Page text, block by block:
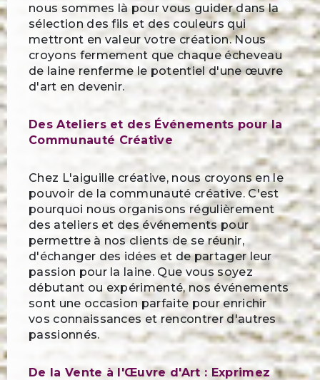
nous sommes là pour vous guider dans la
sélection des fils et des couleurs qui
mettront en valeur votre création. Nous
croyons fermement que chaque écheveau
de laine renferme le potentiel d'une œuvre
d'art en devenir.
Des Ateliers et des Événements pour la
Communauté Créative
Chez L'aiguille créative, nous croyons en le
pouvoir de la communauté créative. C'est
pourquoi nous organisons régulièrement
des ateliers et des événements pour
permettre à nos clients de se réunir,
d'échanger des idées et de partager leur
passion pour la laine. Que vous soyez
débutant ou expérimenté, nos événements
sont une occasion parfaite pour enrichir
vos connaissances et rencontrer d'autres
passionnés.
De la Vente à l'Œuvre d'Art : Exprimez